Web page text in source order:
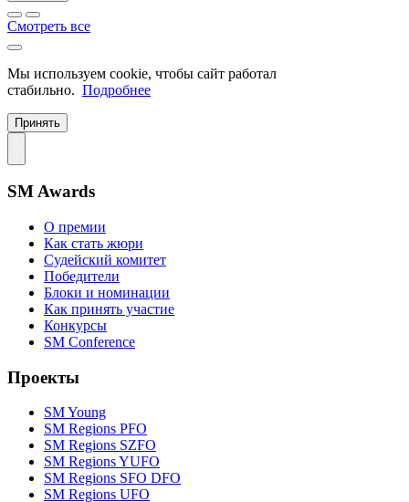
Смотреть все
Мы используем cookie, чтобы сайт работал
стабильно. Подробнее
Принять
SM Awards
О премии
Как стать жюри
Судейский комитет
Победители
Блоки и номинации
Как принять участие
Конкурсы
SM Conference
Проекты
SM Young
SM Regions PFO
SM Regions SZFO
SM Regions YUFO
SM Regions SFO DFO
SM Regions UFO